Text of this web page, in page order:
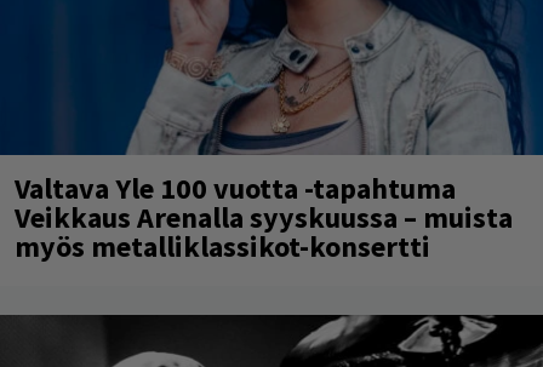
Valtava Yle 100 vuotta -tapahtuma
Veikkaus Arenalla syyskuussa – muista
myös metalliklassikot-konsertti